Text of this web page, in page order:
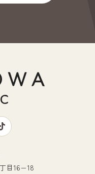
目16−18